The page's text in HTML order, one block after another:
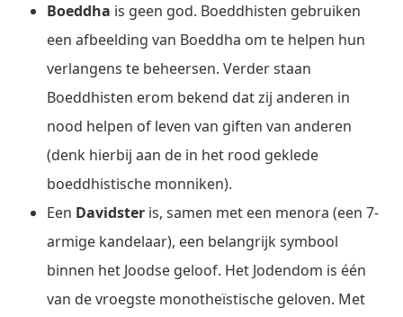
Boeddha is geen god. Boeddhisten gebruiken
een afbeelding van Boeddha om te helpen hun
verlangens te beheersen. Verder staan
Boeddhisten erom bekend dat zij anderen in
nood helpen of leven van giften van anderen
(denk hierbij aan de in het rood geklede
boeddhistische monniken).
Een Davidster is, samen met een menora (een 7-
armige kandelaar), een belangrijk symbool
binnen het Joodse geloof. Het Jodendom is één
van de vroegste monotheïstische geloven. Met